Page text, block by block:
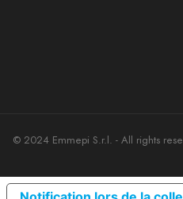
© 2024 Emmepi S.r.l. - All rights